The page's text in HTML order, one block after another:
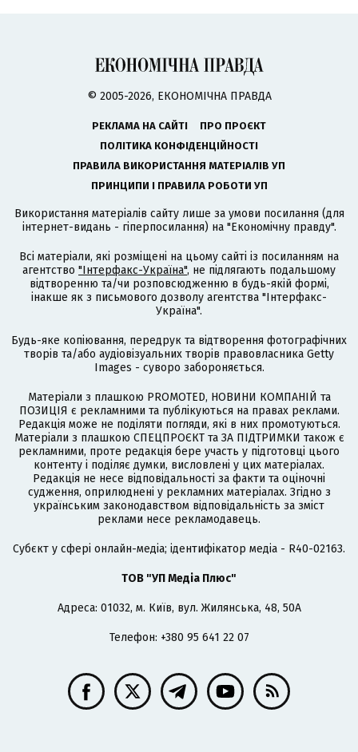
© 2005-2026, ЕКОНОМІЧНА ПРАВДА
РЕКЛАМА НА САЙТІ
ПРО ПРОЄКТ
ПОЛІТИКА КОНФІДЕНЦІЙНОСТІ
ПРАВИЛА ВИКОРИСТАННЯ МАТЕРІАЛІВ УП
ПРИНЦИПИ І ПРАВИЛА РОБОТИ УП
Використання матеріалів сайту лише за умови посилання (для
інтернет-видань - гіперпосилання) на "Економічну правду".
Всі матеріали, які розміщені на цьому сайті із посиланням на
агентство "Інтерфакс-Україна", не підлягають подальшому
відтворенню та/чи розповсюдженню в будь-якій формі,
інакше як з письмового дозволу агентства "Інтерфакс-
Україна".
Будь-яке копіювання, передрук та відтворення фотографічних
творів та/або аудіовізуальних творів правовласника Getty
Images - суворо забороняється.
Матеріали з плашкою PROMOTED, НОВИНИ КОМПАНІЙ та
ПОЗИЦІЯ є рекламними та публікуються на правах реклами.
Редакція може не поділяти погляди, які в них промотуються.
Матеріали з плашкою СПЕЦПРОЄКТ та ЗА ПІДТРИМКИ також є
рекламними, проте редакція бере участь у підготовці цього
контенту і поділяє думки, висловлені у цих матеріалах.
Редакція не несе відповідальності за факти та оціночні
судження, оприлюднені у рекламних матеріалах. Згідно з
українським законодавством відповідальність за зміст
реклами несе рекламодавець.
Cубєкт у сфері онлайн-медіа; ідентифікатор медіа - R40-02163.
ТОВ "УП Медіа Плюс"
Адреса: 01032, м. Київ, вул. Жилянська, 48, 50А
Телефон: +380 95 641 22 07